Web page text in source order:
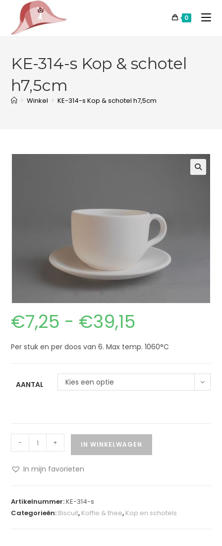
0
KE-314-s Kop & schotel
h7,5cm
> Winkel > KE-314-s Kop & schotel h7,5cm
€7,25 - €39,15
Per stuk en per doos van 6. Max temp. 1060°C
AANTAL Kies een optie
- + IN WINKELWAGEN
In mijn favorieten
t
Artikelnummer:KE-314-s
Categorieën: Biscuit, Koffie & thee, Kop en schotels